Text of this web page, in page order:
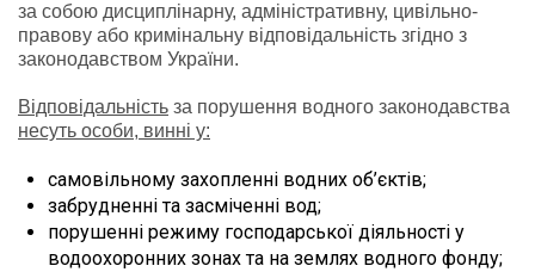
за собою дисциплінарну, адміністративну, цивільно-
правову або кримінальну відповідальність згідно з
законодавством України.
Відповідальність за порушення водного законодавства
несуть особи, винні у:
самовільному захопленні водних об’єктів;
забрудненні та засміченні вод;
порушенні режиму господарської діяльності у
водоохоронних зонах та на землях водного фонду;